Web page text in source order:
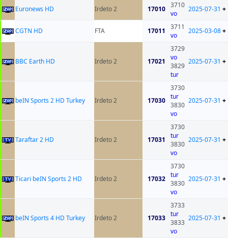
Euronews HD Irdeto 2 17010
3710
vo
2025-07-31 +
CGTN HD FTA 17011
3711
vo
2025-03-08+
BBC Earth HD Irdeto 2 17021
3729
vo
3829
tur
2025-07-31 +
beIN Sports 2 HD Turkey Irdeto 2 17030
3730
tur
3830
vo
2025-07-31 +
Taraftar 2 HD Irdeto 2 17031
3730
tur
3830
vo
2025-07-31 +
Ticari beIN Sports 2 HD Irdeto 2 17032
3730
tur
3830
vo
2025-07-31 +
beIN Sports 4 HD Turkey Irdeto 2 17033
3733
tur
3833
vo
2025-07-31 +